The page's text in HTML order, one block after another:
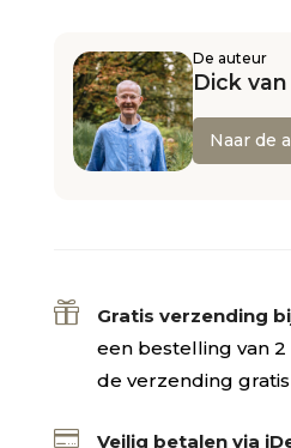
De auteur
Dick
Naar de
 Gratis verzending
een bestelling van
de verzending gratis
 Veilig betalen via